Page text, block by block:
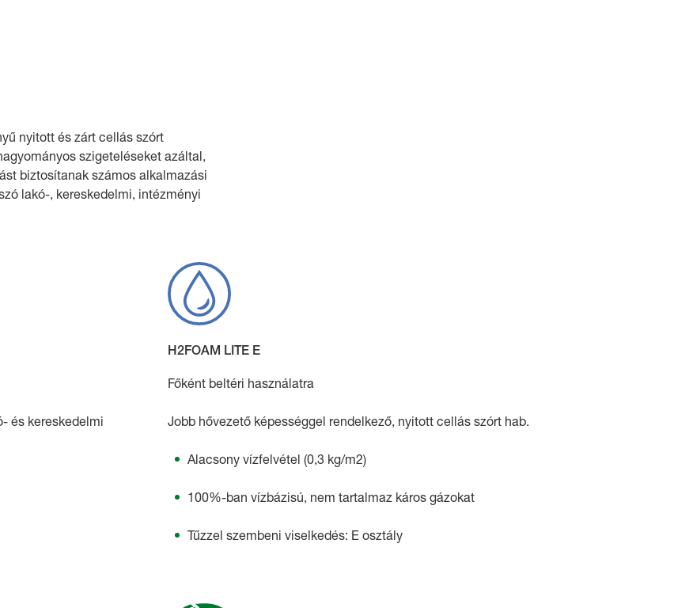
nyitott és zárt cellás szórt
szigeteléseket azáltal,
biztosítanak számos alkalmazási
lakó-, kereskedelmi, intézményi
és kereskedelmi
H2FOAM LITE E
Főként beltéri használatra
Jobb hővezető képességgel rendelkező, nyitott cellás szórt hab.
Alacsony vízfelvétel (0,3 kg/m2)
100%-ban vízbázisú, nem tartalmaz káros gázokat
Tűzzel szembeni viselkedés: E osztály